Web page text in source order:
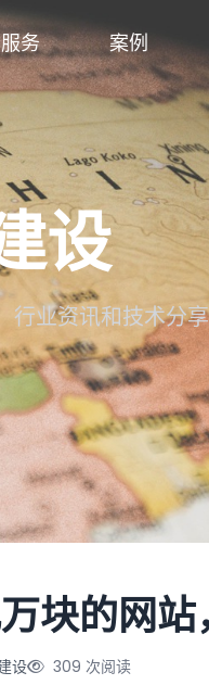
服务 案例
设
行业资讯和技术分享
块的网站
设 309 次阅读